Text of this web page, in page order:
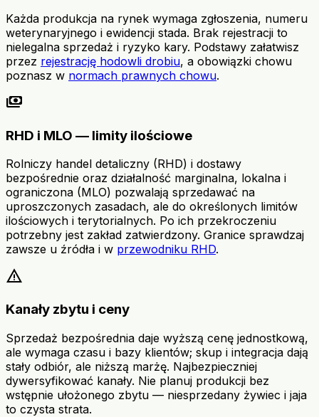
Każda produkcja na rynek wymaga zgłoszenia, numeru
weterynaryjnego i ewidencji stada. Brak rejestracji to
nielegalna sprzedaż i ryzyko kary. Podstawy załatwisz
przez rejestrację hodowli drobiu, a obowiązki chowu
poznasz w normach prawnych chowu.
payments
RHD i MLO — limity ilościowe
Rolniczy handel detaliczny (RHD) i dostawy
bezpośrednie oraz działalność marginalna, lokalna i
ograniczona (MLO) pozwalają sprzedawać na
uproszczonych zasadach, ale do określonych limitów
ilościowych i terytorialnych. Po ich przekroczeniu
potrzebny jest zakład zatwierdzony. Granice sprawdzaj
zawsze u źródła i w przewodniku RHD.
warning
Kanały zbytu i ceny
Sprzedaż bezpośrednia daje wyższą cenę jednostkową,
ale wymaga czasu i bazy klientów; skup i integracja dają
stały odbiór, ale niższą marżę. Najbezpieczniej
dywersyfikować kanały. Nie planuj produkcji bez
wstępnie ułożonego zbytu — niesprzedany żywiec i jaja
to czysta strata.